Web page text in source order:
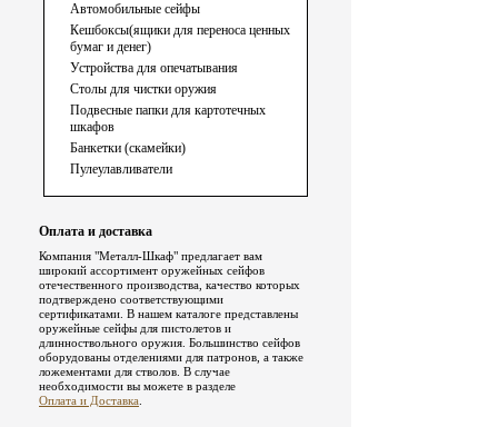
Автомобильные сейфы
Кешбоксы(ящики для переноса ценных
бумаг и денег)
Устройства для опечатывания
Столы для чистки оружия
Подвесные папки для картотечных
шкафов
Банкетки (скамейки)
Пулеулавливатели
Оплата и доставка
Компания "Металл-Шкаф" предлагает вам
широкий ассортимент оружейных сейфов
отечественного производства, качество которых
подтверждено соответствующими
сертификатами. В нашем каталоге представлены
оружейные сейфы для пистолетов и
длинноствольного оружия. Большинство сейфов
оборудованы отделениями для патронов, а также
ложементами для стволов. В случае
необходимости вы можете в разделе
Оплата и Доставка